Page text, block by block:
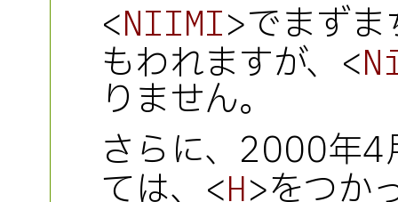
<NIIMI>でまず
もわれますが、<
りません。
さらに、2000年4
ては、<H>をつか